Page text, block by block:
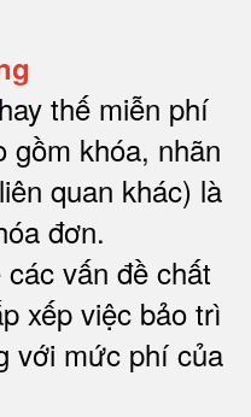
thế miễn phí
gồm khóa, nhãn
quan khác) là
đơn.
vấn đề chất
xếp việc bảo trì
với mức phí của